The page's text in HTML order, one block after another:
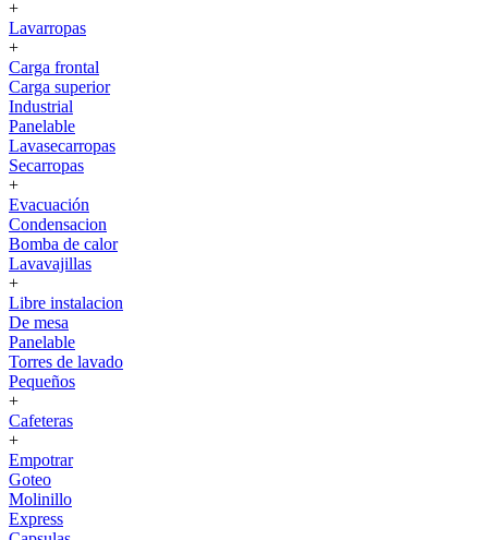
+
Lavarropas
+
Carga frontal
Carga superior
Industrial
Panelable
Lavasecarropas
Secarropas
+
Evacuación
Condensacion
Bomba de calor
Lavavajillas
+
Libre instalacion
De mesa
Panelable
Torres de lavado
Pequeños
+
Cafeteras
+
Empotrar
Goteo
Molinillo
Express